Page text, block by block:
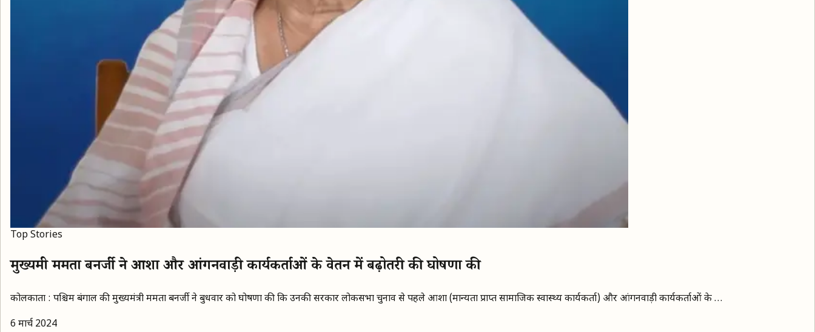
Top Stories
मुख्यमंत्री ममता बनर्जी ने आशा और आंगनवाड़ी कार्यकर्ताओं के वेतन में बढ़ोतरी की घोषणा की
कोलकाता : पश्चिम बंगाल की मुख्यमंत्री ममता बनर्जी ने बुधवार को घोषणा की कि उनकी सरकार लोकसभा चुनाव से पहले आशा (मान्यता प्राप्त सामाजिक स्वास्थ्य कार्यकर्ता) और आंगनवाड़ी कार्यकर्ताओं के …
6 मार्च 2024